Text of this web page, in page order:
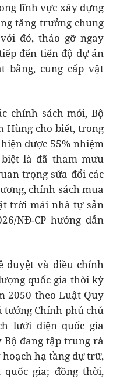
lĩnh vực xây dựng
tăng trưởng chung
đó, tháo gỡ ngay
đến tiến độ dự án
bằng, cung cấp vật
chính sách mới, Bộ
Hùng cho biết, trong
được 55% nhiệm
là đã tham mưu
trọng sửa đổi các
chính sách mua
trời mái nhà tự sản
NĐ-CP hướng dẫn
duyệt và điều chỉnh
quốc gia thời kỳ
2050 theo Luật Quy
Chính phủ chủ
lưới điện quốc gia
đang tập trung rà
hạ tầng dự trữ,
gia; đồng thời,